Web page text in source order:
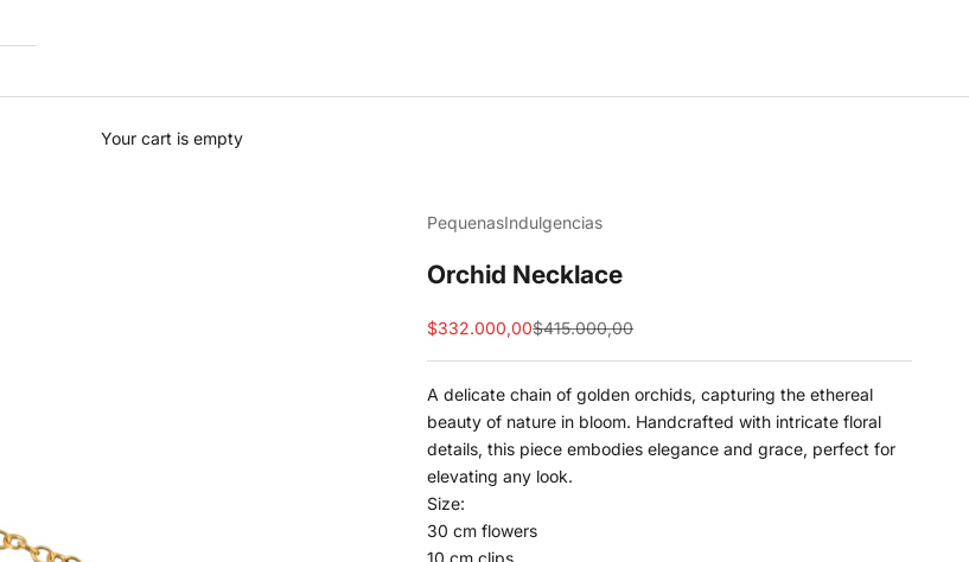
Your cart is empty
PequenasIndulgencias
Orchid Necklace
Sale price
$332.000,00Regular price
$415.000,00
A delicate chain of golden orchids, capturing the ethereal
beauty of nature in bloom. Handcrafted with intricate floral
details, this piece embodies elegance and grace, perfect for
elevating any look.
Size:
30 cm flowers
10 cm clips